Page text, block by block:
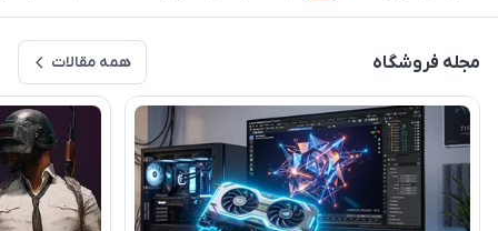
مجله فروشگاه همه مقالات